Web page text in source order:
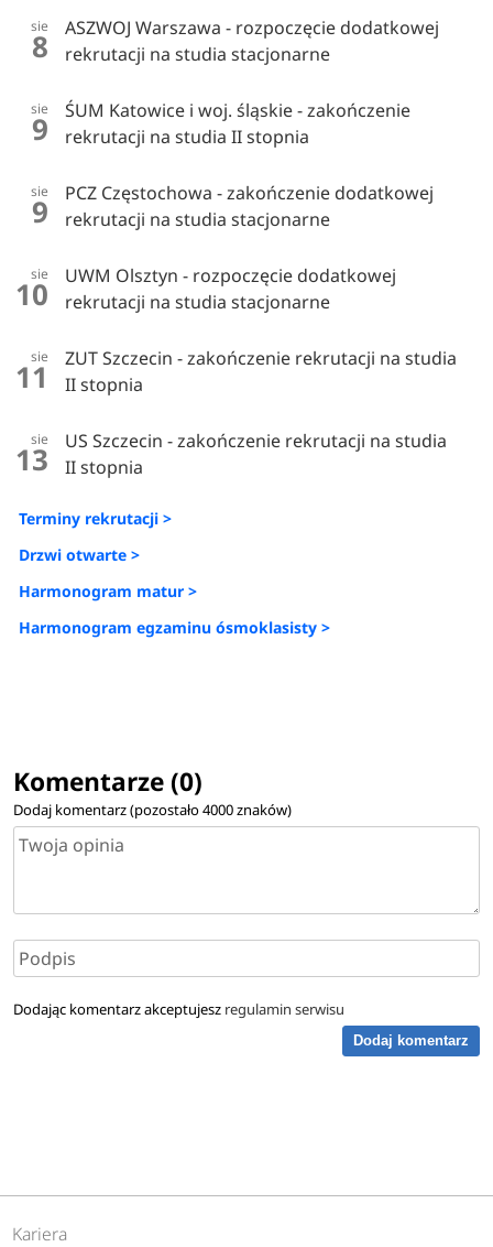
sie
8
ASZWOJ Warszawa - rozpoczęcie dodatkowej
rekrutacji na studia stacjonarne
sie
9
ŚUM Katowice i woj. śląskie - zakończenie
rekrutacji na studia II stopnia
sie
9
PCZ Częstochowa - zakończenie dodatkowej
rekrutacji na studia stacjonarne
sie
10
UWM Olsztyn - rozpoczęcie dodatkowej
rekrutacji na studia stacjonarne
sie
11
ZUT Szczecin - zakończenie rekrutacji na studia
II stopnia
sie
13
US Szczecin - zakończenie rekrutacji na studia
II stopnia
Terminy rekrutacji >
Drzwi otwarte >
Harmonogram matur >
Harmonogram egzaminu ósmoklasisty >
Komentarze (0)
Dodaj komentarz (pozostało4000znaków)
Dodając komentarz akceptujesz regulamin serwisu
Dodaj komentarz
Kariera